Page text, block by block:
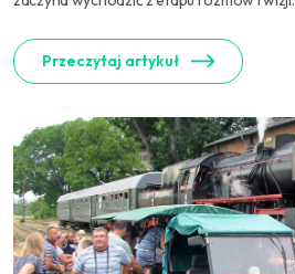
Przeczytaj artykuł